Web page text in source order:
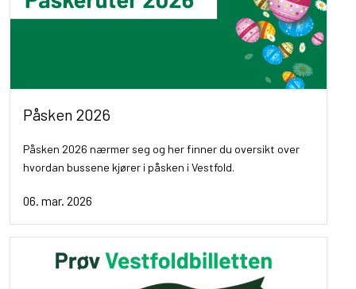
Påsken 2026
Påsken 2026 nærmer seg og her finner du oversikt over
hvordan bussene kjører i påsken i Vestfold.
06. mar. 2026